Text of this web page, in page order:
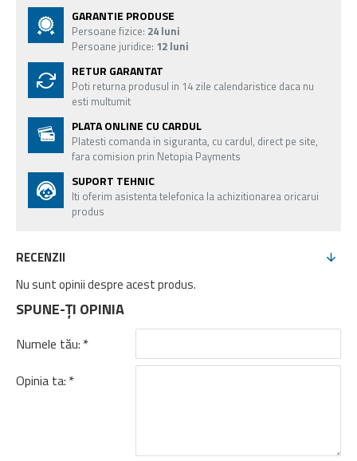
GARANTIE PRODUSE
Persoane fizice: 24 luni
Persoane juridice: 12 luni
RETUR GARANTAT
Poti returna produsul in 14 zile calendaristice daca nu
esti multumit
PLATA ONLINE CU CARDUL
Platesti comanda in siguranta, cu cardul, direct pe site,
fara comision prin Netopia Payments
SUPORT TEHNIC
Iti oferim asistenta telefonica la achizitionarea oricarui
produs
RECENZII
Nu sunt opinii despre acest produs.
SPUNE-ŢI OPINIA
Numele tău:
Opinia ta: